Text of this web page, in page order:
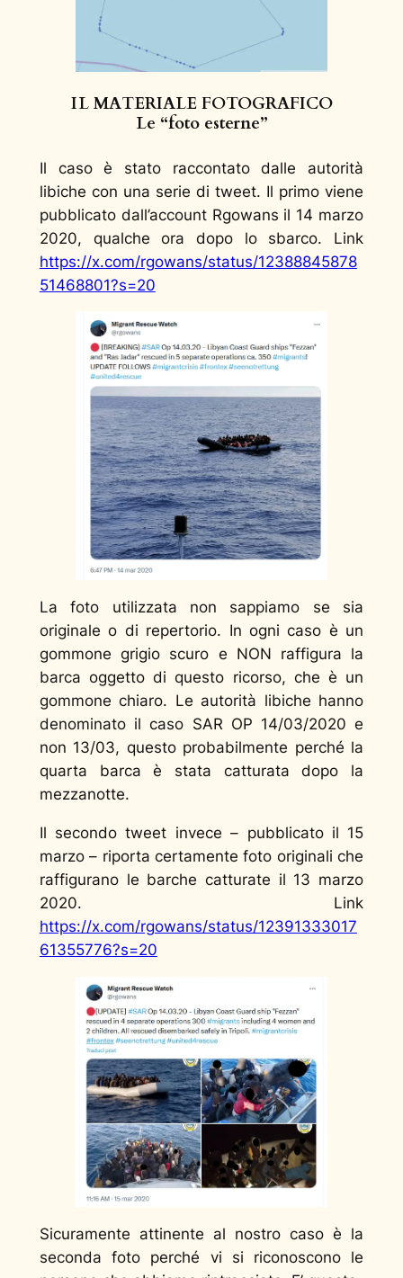
IL MATERIALE FOTOGRAFICO
Le “foto esterne”
Il caso è stato raccontato dalle autorità
libiche con una serie di tweet. Il primo viene
pubblicato dall’account Rgowans il 14 marzo
2020, qualche ora dopo lo sbarco. Link
https://x.com/rgowans/status/12388845878
51468801?s=20
La foto utilizzata non sappiamo se sia
originale o di repertorio. In ogni caso è un
gommone grigio scuro e NON raffigura la
barca oggetto di questo ricorso, che è un
gommone chiaro. Le autorità libiche hanno
denominato il caso SAR OP 14/03/2020 e
non 13/03, questo probabilmente perché la
quarta barca è stata catturata dopo la
mezzanotte.
Il secondo tweet invece – pubblicato il 15
marzo – riporta certamente foto originali che
raffigurano le barche catturate il 13 marzo
2020. Link
https://x.com/rgowans/status/12391333017
61355776?s=20
Sicuramente attinente al nostro caso è la
seconda foto perché vi si riconoscono le